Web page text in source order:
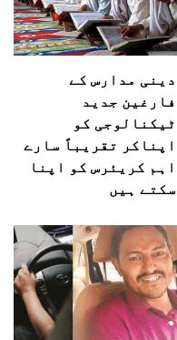
دینی مدارس کے
فارغین جدید
ٹیکنالوجی کو
اپناکر تقریباً سارے
اہم کریئرس کو اپنا
سکتے ہیں